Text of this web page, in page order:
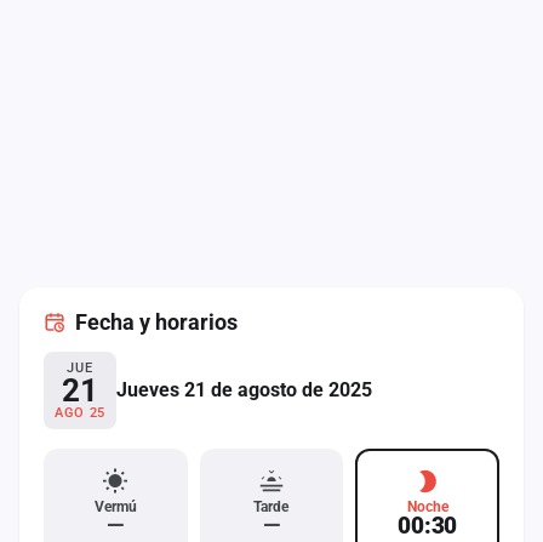
Fecha y horarios
JUE
21
AGO 25
Jueves 21 de agosto de 2025
Vermú
—
Tarde
—
Noche
00:30
Administración
Contacto